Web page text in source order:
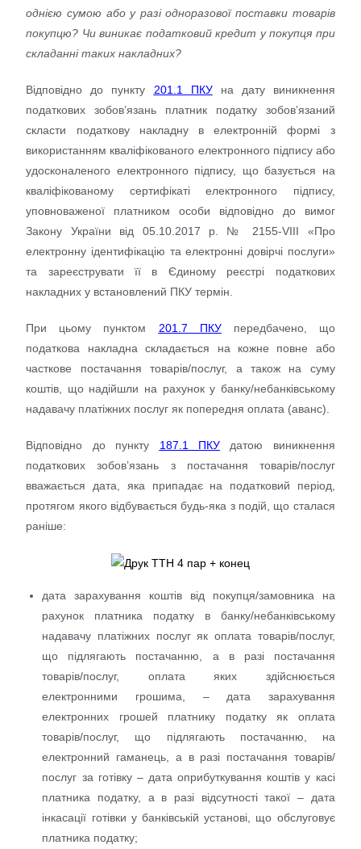
однією сумою або у разі одноразової поставки товарів
покупцю? Чи виникає податковий кредит у покупця при
складанні таких накладних?
Відповідно до пункту 201.1 ПКУна дату виникнення
податкових зобов’язань платник податку зобов’язаний
скласти податкову накладну в електронній формі з
використанням кваліфікованого електронного підпису або
удосконаленого електронного підпису, що базується на
кваліфікованому сертифікаті електронного підпису,
уповноваженої платником особи відповідно до вимог
Закону України від 05.10.2017 р. № 2155-VIII «Про
електронну ідентифікацію та електронні довірчі послуги»
та зареєструвати її в Єдиному реєстрі податкових
накладних у встановлений ПКУ термін.
При цьому пунктом 201.7 ПКУпередбачено, що
податкова накладна складається на кожне повне або
часткове постачання товарів/послуг, а також на суму
коштів, що надійшли на рахунок у банку/небанківському
надавачу платіжних послуг як попередня оплата (аванс).
Відповідно до пункту 187.1 ПКУдатою виникнення
податкових зобов’язань з постачання товарів/послуг
вважається дата, яка припадає на податковий період,
протягом якого відбувається будь-яка з подій, що сталася
раніше:
дата зарахування коштів від покупця/замовника на
рахунок платника податку в банку/небанківському
надавачу платіжних послуг як оплата товарів/послуг,
що підлягають постачанню, а в разі постачання
товарів/послуг, оплата яких здійснюється
електронними грошима, – дата зарахування
електронних грошей платнику податку як оплата
товарів/послуг, що підлягають постачанню, на
електронний гаманець, а в разі постачання товарів/
послуг за готівку – дата оприбуткування коштів у касі
платника податку, а в разі відсутності такої – дата
інкасації готівки у банківській установі, що обслуговує
платника податку;